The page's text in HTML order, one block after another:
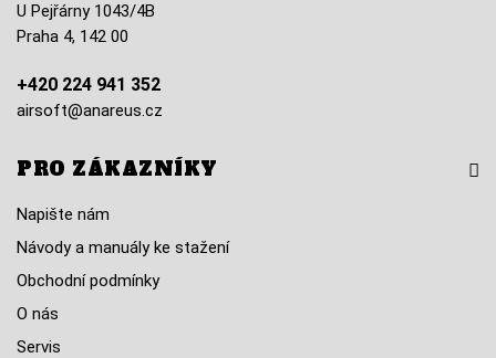
U Pejřárny 1043/4B
Praha 4, 142 00
+420 224 941 352
airsoft@anareus.cz
PRO ZÁKAZNÍKY
Napište nám
Návody a manuály ke stažení
Obchodní podmínky
O nás
Servis